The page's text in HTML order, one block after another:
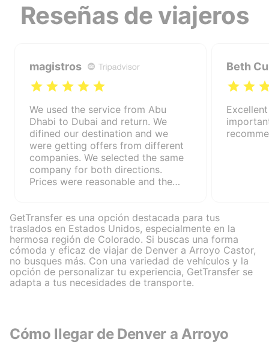
Reseñas de viajeros
magistros
We used the service from Abu
Dhabi to Dubai and return. We
difined our destination and we
were getting offers from different
companies. We selected the same
company for both directions.
Prices were reasonable and the
Beth
GetTransfer es una opción destacada para tus
traslados en Estados Unidos, especialmente en la
hermosa región de Colorado. Si buscas una forma
cómoda y eficaz de viajar de Denver a Arroyo Castor,
no busques más. Con una variedad de vehículos y la
opción de personalizar tu experiencia, GetTransfer se
adapta a tus necesidades de transporte.
Cómo llegar de Denver a Arroyo